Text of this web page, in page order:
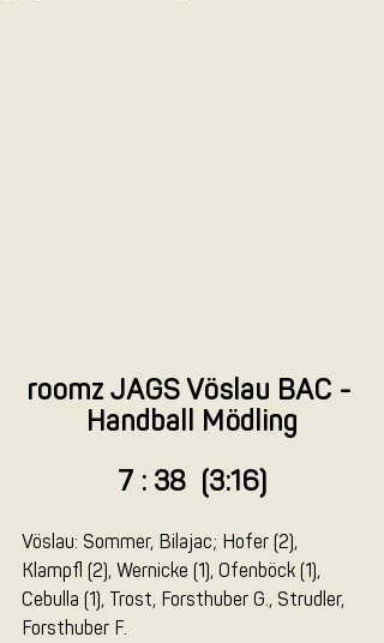
roomz JAGS Vöslau BAC -
Handball Mödling
7 : 38  (3:16)
Vöslau: Sommer, Bilajac; Hofer (2),
Klampfl (2), Wernicke (1), Ofenböck (1),
Cebulla (1), Trost, Forsthuber G., Strudler,
Forsthuber F.